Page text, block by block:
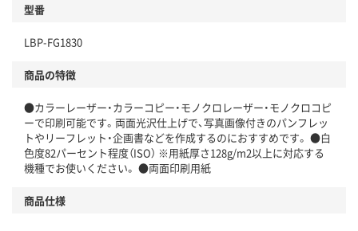
型番
LBP-FG1830
商品の特徴
●カラーレーザー・カラーコピー・モノクロレーザー・モノクロコピ
ーで印刷可能です。両面光沢仕上げで、写真画像付きのパンフレッ
トやリーフレット・企画書などを作成するのにおすすめです。 ●白
色度82パーセント程度（ISO） ※用紙厚さ128g/m2以上に対応する
機種でお使いください。 ●両面印刷用紙
商品仕様